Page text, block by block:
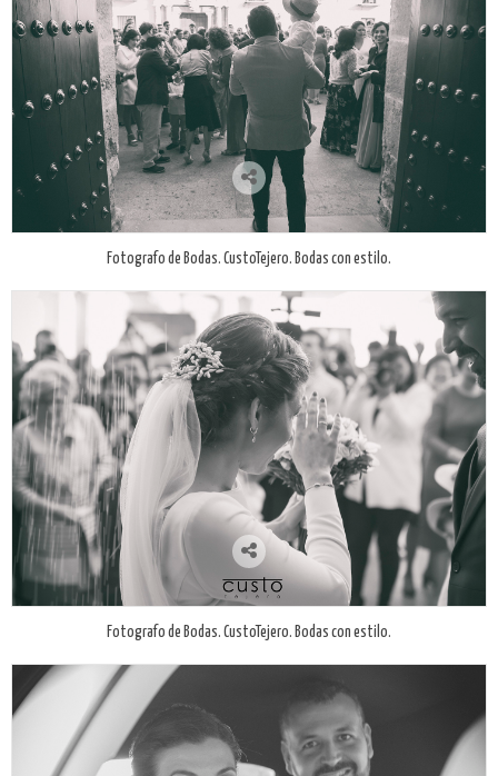
Fotografo de Bodas. CustoTejero. Bodas con estilo.
Fotografo de Bodas. CustoTejero. Bodas con estilo.